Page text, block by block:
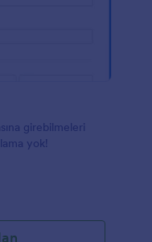
girebilmeleri
yok!